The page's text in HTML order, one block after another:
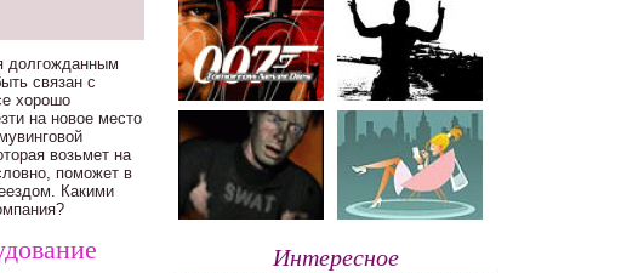
долгожданным
связан с
хорошо
на новое место
возьмет на
поможет в
Какими
Интересное